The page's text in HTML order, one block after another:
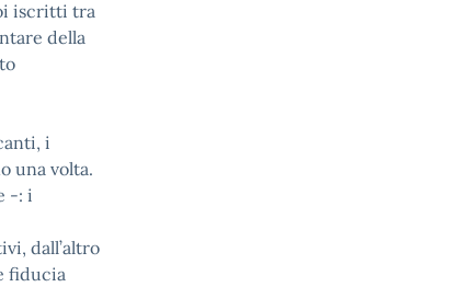
iscritti tra
della
i
una volta.
-: i
dall’altro
fiducia